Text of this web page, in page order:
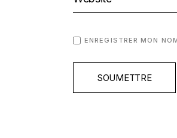
ENREGISTRER MON
SOUMETTRE